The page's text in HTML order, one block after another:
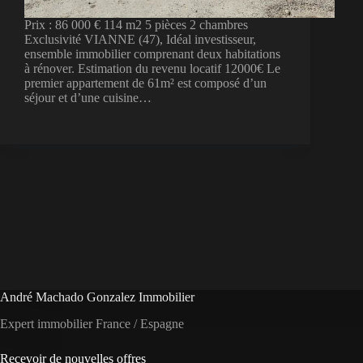
Prix : 86 000 € 114 m2 5 pièces 2 chambres
Exclusivité VIANNE (47), Idéal investisseur,
ensemble immobilier comprenant deux habitations
à rénover. Estimation du revenu locatif 12000€ Le
premier appartement de 61m² est composé d’un
séjour et d’une cuisine…
André Machado Gonzalez Immobilier
Expert immobilier France / Espagne
Recevoir de nouvelles offres